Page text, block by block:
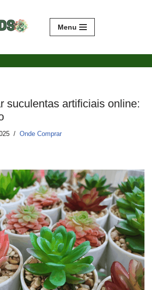
Menu
suculentas artificiais online:
Onde Comprar